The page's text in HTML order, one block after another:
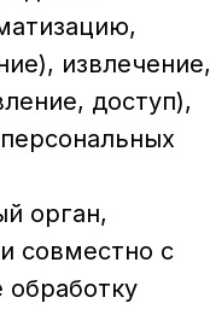
извлечение,
доступ),
орган,
совместно с